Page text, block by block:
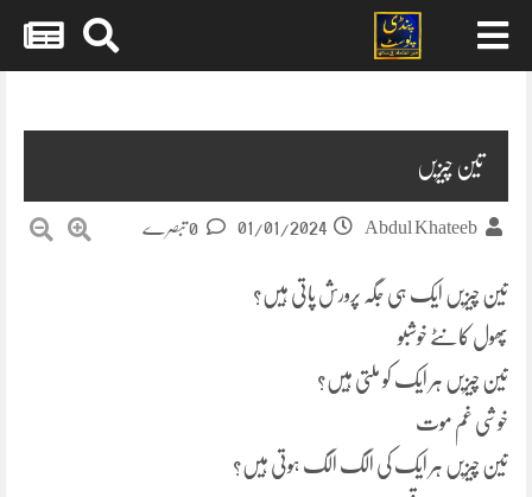
تین چیزیں
Abdul Khateeb
01/01/2024
تین چیزیں ایک ہی جگہ پرورش پاتی ہیں؟
پھول کانٹے خوشبو
تین چیزیں ہر ایک کو ملتی ہیں؟
خوشی غم موت
تین چیزیں ہر ایک کی الگ الگ ہوتی ہیں؟